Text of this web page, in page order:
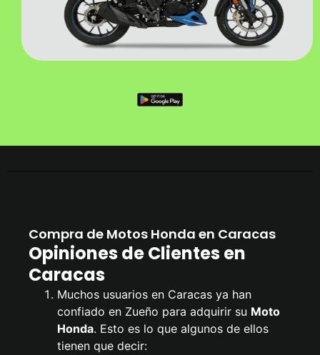
Compra de Motos Honda en Caracas
Opiniones de Clientes en
Caracas
Muchos usuarios en Caracas ya han
confiado en Zueño para adquirir su Moto
Honda. Esto es lo que algunos de ellos
tienen que decir: